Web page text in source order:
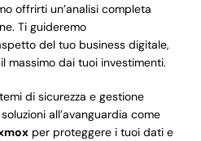
offrirti un’analisi completa
Ti guideremo
del tuo business digitale,
massimo dai tuoi investimenti.
di sicurezza e gestione
all’avanguardia come
per proteggere i tuoi dati e